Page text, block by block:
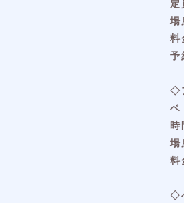
定
場
料
予
◇
ベ
場
料
◇